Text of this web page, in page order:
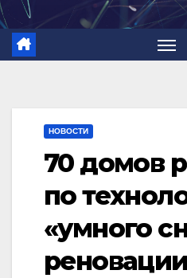
НОВОСТИ
70 домов
по
«умного
реновации